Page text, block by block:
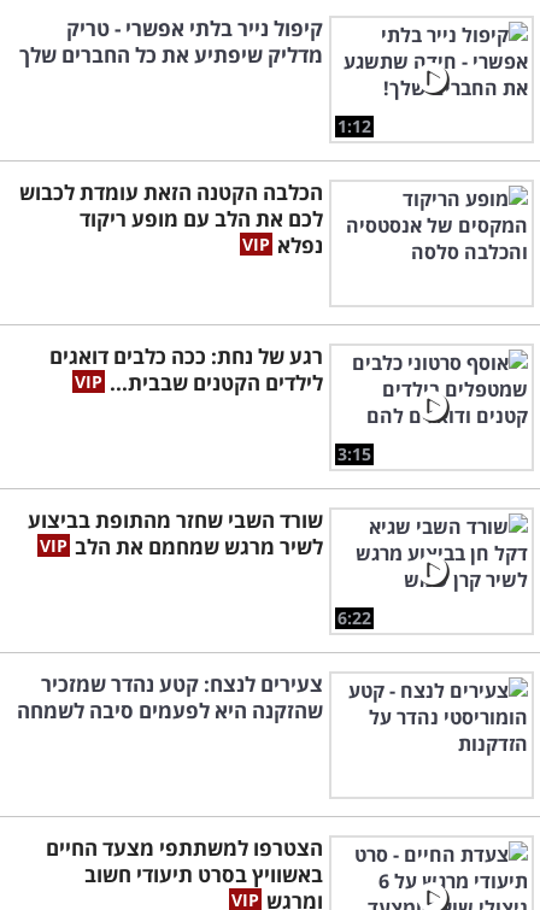
1:12
קיפול נייר בלתי אפשרי - טריק
מדליק שיפתיע את כל החברים שלך
הכלבה הקטנה הזאת עומדת לכבוש
לכם את הלב עם מופע ריקוד
נפלא
3:15
רגע של נחת: ככה כלבים דואגים
לילדים הקטנים שבבית...
6:22
שורד השבי שחזר מהתופת בביצוע
לשיר מרגש שמחמם את הלב
צעירים לנצח: קטע נהדר שמזכיר
שהזקנה היא לפעמים סיבה לשמחה
הצטרפו למשתתפי מצעד החיים
באשוויץ בסרט תיעודי חשוב
ומרגש